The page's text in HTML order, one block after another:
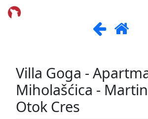
Villa Goga -
Miholašćica -
Otok Cres